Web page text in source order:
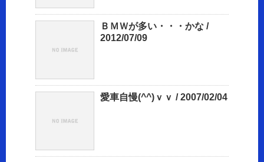
ＢＭＷが多い・・・かな /
2012/07/09
愛車自慢(^^)ｖｖ / 2007/02/04